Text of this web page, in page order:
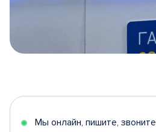
5
Мы онлайн, пишите, звоните